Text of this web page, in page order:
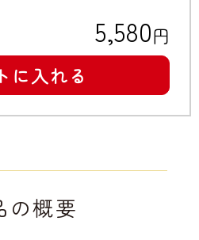
5,580円
に入れる
の概要